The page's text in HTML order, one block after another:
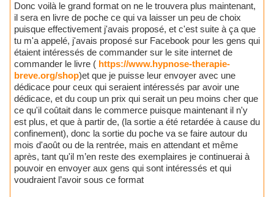
Donc voilà le grand format on ne le trouvera plus maintenant,
il sera en livre de poche ce qui va laisser un peu de choix
puisque effectivement j'avais proposé, et c'est suite à ça que
tu m'a appelé, j'avais proposé sur Facebook pour les gens qui
étaient intéressés de commander sur le site internet de
commander le livre ( https://www.hypnose-therapie-
breve.org/shop)et que je puisse leur envoyer avec une
dédicace pour ceux qui seraient intéressés par avoir une
dédicace, et du coup un prix qui serait un peu moins cher que
ce qu'il coûtait dans le commerce puisque maintenant il n'y
est plus, et que à partir de, (la sortie a été retardée à cause du
confinement), donc la sortie du poche va se faire autour du
mois d'août ou de la rentrée, mais en attendant et même
après, tant qu'il m’en reste des exemplaires je continuerai à
pouvoir en envoyer aux gens qui sont intéressés et qui
voudraient l’avoir sous ce format